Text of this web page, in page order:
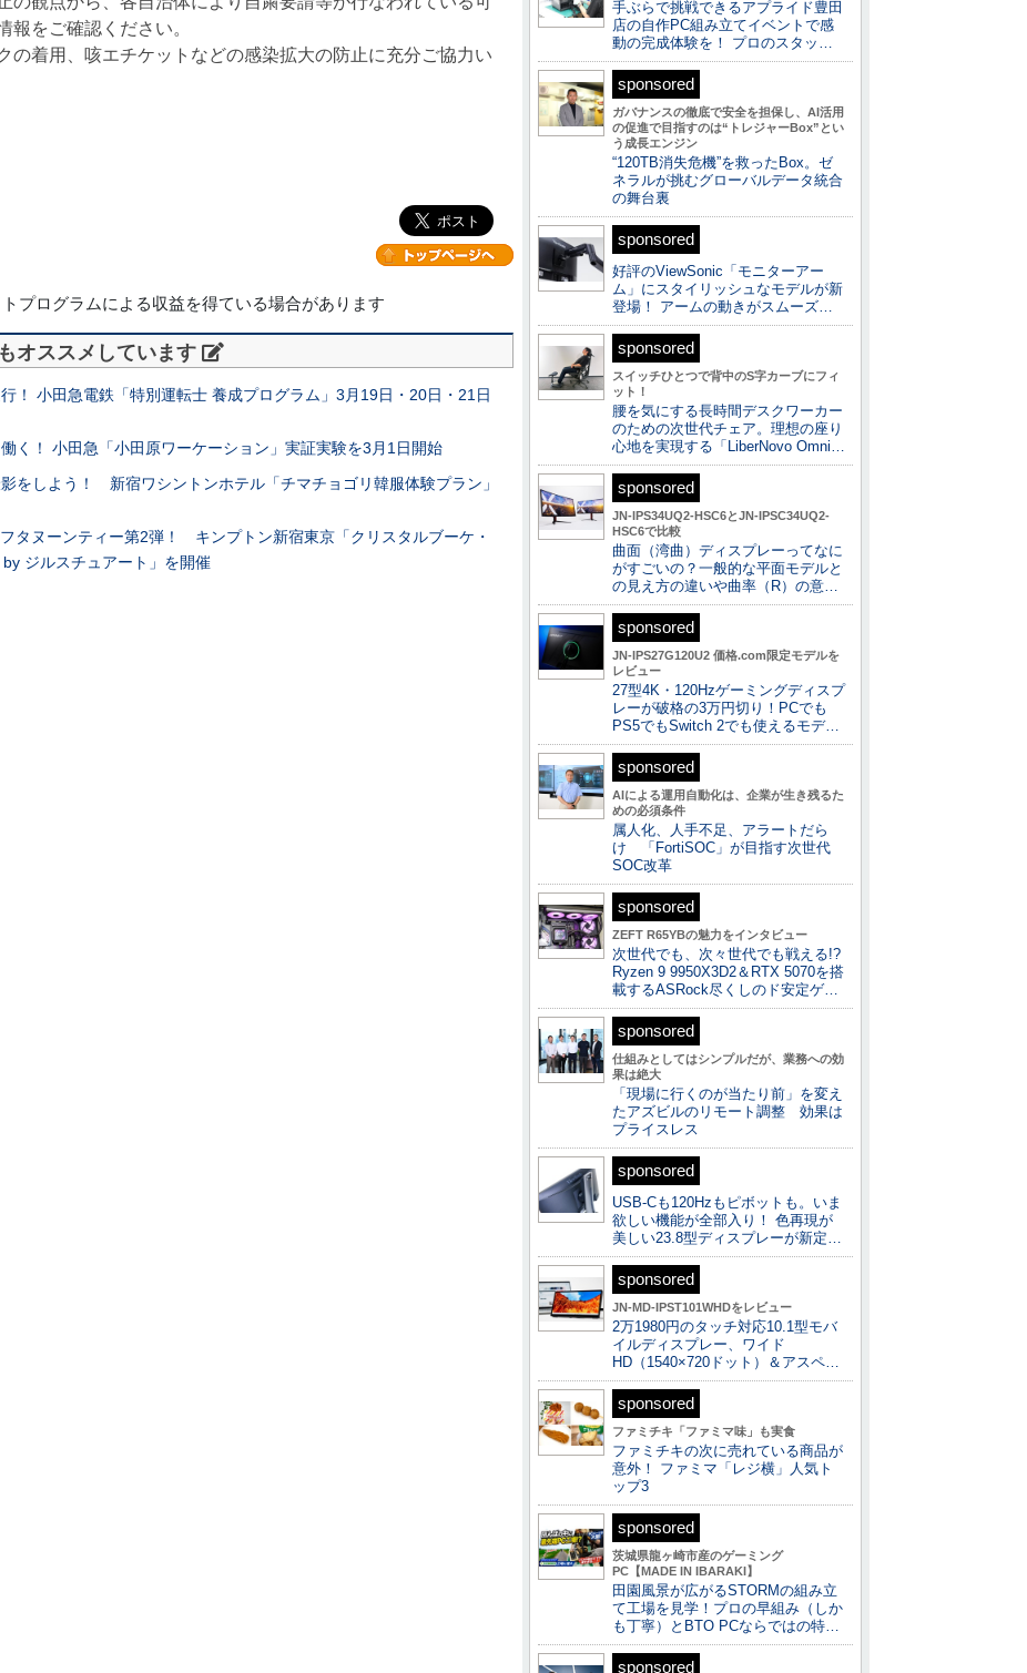
報をご確認ください。
の着用、咳エチケットなどの感染拡大の防止に充分ご協力い
プログラムによる収益を得ている場合があります
オススメしています
！ 小田急電鉄「特別運転士 養成プログラム」3月19日・20日・21日
く！ 小田急「小田原ワーケーション」実証実験を3月1日開始
をしよう！ 新宿ワシントンホテル「チマチョゴリ韓服体験プラン」
タヌーンティー第2弾！ キンプトン新宿東京「クリスタルブーケ・
ジルスチュアート」を開催
手ぶらで挑戦できるアプライド豊田
店の自作PC組み立てイベントで感
動の完成体験を！ プロのスタッ…
sponsored
ガバナンスの徹底で安全を担保し、AI活用
の促進で目指すのは“トレジャーBox”とい
う成長エンジン
“120TB消失危機”を救ったBox。ゼ
ネラルが挑むグローバルデータ統合
の舞台裏
sponsored
好評のViewSonic「モニターアー
ム」にスタイリッシュなモデルが新
登場！ アームの動きがスムーズ…
sponsored
スイッチひとつで背中のS字カーブにフィ
ット！
腰を気にする長時間デスクワーカー
のための次世代チェア。理想の座り
心地を実現する「LiberNovo Omni…
sponsored
JN-IPS34UQ2-HSC6とJN-IPSC34UQ2-
HSC6で比較
曲面（湾曲）ディスプレーってなに
がすごいの？一般的な平面モデルと
の見え方の違いや曲率（R）の意…
sponsored
JN-IPS27G120U2 価格.com限定モデルを
レビュー
27型4K・120Hzゲーミングディスプ
レーが破格の3万円切り！PCでも
PS5でもSwitch 2でも使えるモデ…
sponsored
AIによる運用自動化は、企業が生き残るた
めの必須条件
属人化、人手不足、アラートだら
け 「FortiSOC」が目指す次世代
SOC改革
sponsored
ZEFT R65YBの魅力をインタビュー
次世代でも、次々世代でも戦える!?
Ryzen 9 9950X3D2＆RTX 5070を搭
載するASRock尽くしのド安定ゲ…
sponsored
仕組みとしてはシンプルだが、業務への効
果は絶大
「現場に行くのが当たり前」を変え
たアズビルのリモート調整 効果は
プライスレス
sponsored
USB-Cも120Hzもピボットも。いま
欲しい機能が全部入り！ 色再現が
美しい23.8型ディスプレーが新定…
sponsored
JN-MD-IPST101WHDをレビュー
2万1980円のタッチ対応10.1型モバ
イルディスプレー、ワイド
HD（1540×720ドット）＆アスペ…
sponsored
ファミチキ「ファミマ味」も実食
ファミチキの次に売れている商品が
意外！ ファミマ「レジ横」人気ト
ップ3
sponsored
茨城県龍ヶ崎市産のゲーミング
PC【MADE IN IBARAKI】
田園風景が広がるSTORMの組み立
て工場を見学！プロの早組み（しか
も丁寧）とBTO PCならではの特…
sponsored